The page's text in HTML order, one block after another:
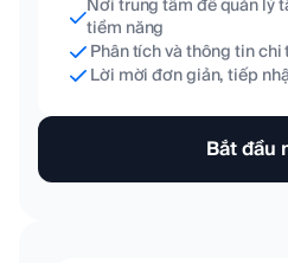
Nơi trung tâm để quản lý
tiềm năng
Phân tích và thông tin
Lời mời đơn giản, tiếp
Bắt đầu